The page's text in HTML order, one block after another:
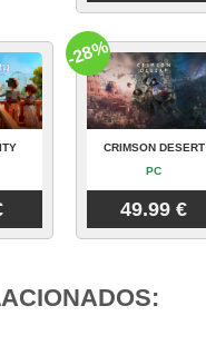
CRIMSON DESERT
PC
49.99 €
-28%